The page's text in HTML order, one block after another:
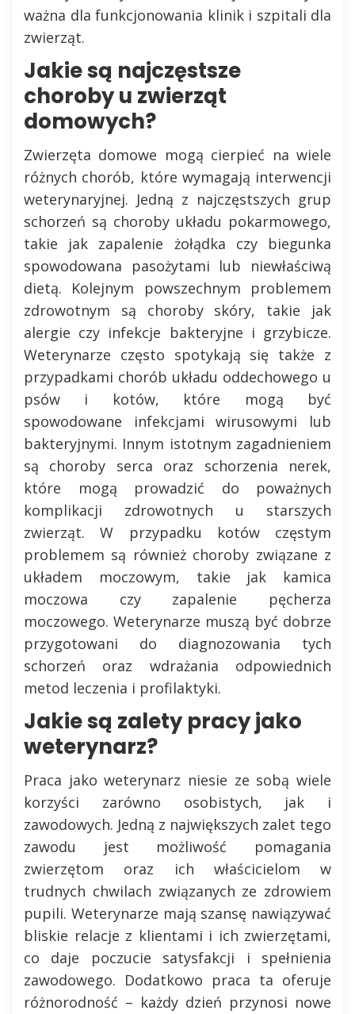
ważna dla funkcjonowania klinik i szpitali dla
zwierząt.
Jakie są najczęstsze
choroby u zwierząt
domowych?
Zwierzęta domowe mogą cierpieć na wiele
różnych chorób, które wymagają interwencji
weterynaryjnej. Jedną z najczęstszych grup
schorzeń są choroby układu pokarmowego,
takie jak zapalenie żołądka czy biegunka
spowodowana pasożytami lub niewłaściwą
dietą. Kolejnym powszechnym problemem
zdrowotnym są choroby skóry, takie jak
alergie czy infekcje bakteryjne i grzybicze.
Weterynarze często spotykają się także z
przypadkami chorób układu oddechowego u
psów i kotów, które mogą być
spowodowane infekcjami wirusowymi lub
bakteryjnymi. Innym istotnym zagadnieniem
są choroby serca oraz schorzenia nerek,
które mogą prowadzić do poważnych
komplikacji zdrowotnych u starszych
zwierząt. W przypadku kotów częstym
problemem są również choroby związane z
układem moczowym, takie jak kamica
moczowa czy zapalenie pęcherza
moczowego. Weterynarze muszą być dobrze
przygotowani do diagnozowania tych
schorzeń oraz wdrażania odpowiednich
metod leczenia i profilaktyki.
Jakie są zalety pracy jako
weterynarz?
Praca jako weterynarz niesie ze sobą wiele
korzyści zarówno osobistych, jak i
zawodowych. Jedną z największych zalet tego
zawodu jest możliwość pomagania
zwierzętom oraz ich właścicielom w
trudnych chwilach związanych ze zdrowiem
pupili. Weterynarze mają szansę nawiązywać
bliskie relacje z klientami i ich zwierzętami,
co daje poczucie satysfakcji i spełnienia
zawodowego. Dodatkowo praca ta oferuje
różnorodność – każdy dzień przynosi nowe